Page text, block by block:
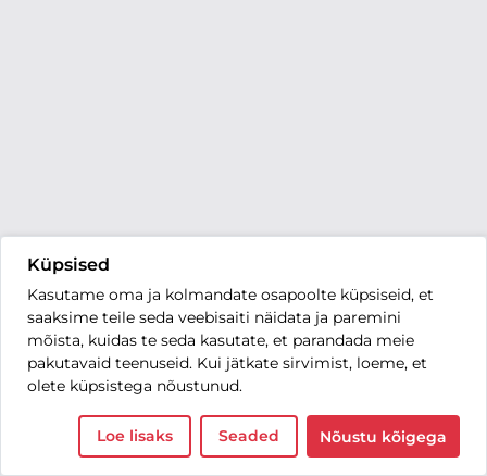
Küpsised
Kasutame oma ja kolmandate osapoolte küpsiseid, et
saaksime teile seda veebisaiti näidata ja paremini
mõista, kuidas te seda kasutate, et parandada meie
pakutavaid teenuseid. Kui jätkate sirvimist, loeme, et
olete küpsistega nõustunud.
Loe lisaks Seaded Nõustu kõigega